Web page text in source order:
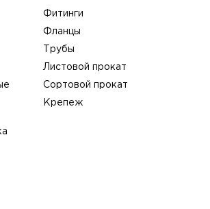
Фитинги
Фланцы
Трубы
Листовой прокат
Сортовой прокат
Крепеж